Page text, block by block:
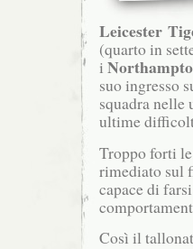
Leicester
(quarto in
i
suo ingresso
squadra nelle
ultime
Troppo forti le
rimediato sul
capace di
Così il